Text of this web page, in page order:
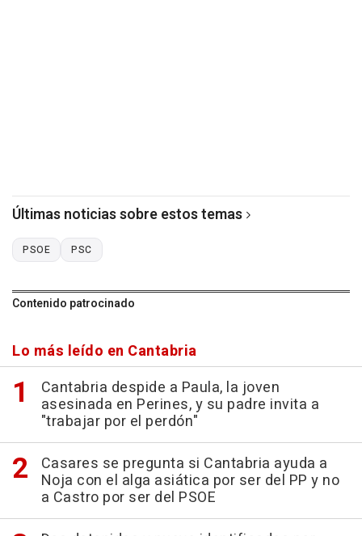
Últimas noticias sobre estos temas
PSOE PSC
Contenido patrocinado
Lo más leído en Cantabria
Cantabria despide a Paula, la joven
asesinada en Perines, y su padre invita a
"trabajar por el perdón"
Casares se pregunta si Cantabria ayuda a
Noja con el alga asiática por ser del PP y no
a Castro por ser del PSOE